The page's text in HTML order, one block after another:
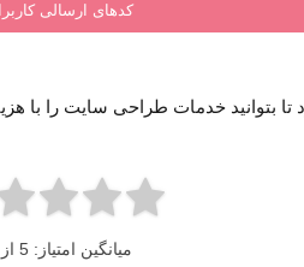
کدهای ارسالی
بتوانید خدمات طراحی سایت را با
میانگین امتیاز: 5 از 5